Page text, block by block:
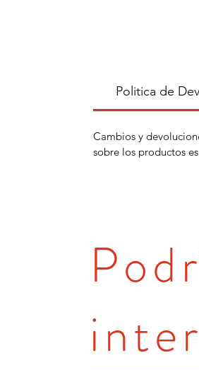
Politica de
Cambios y
sobre los productos